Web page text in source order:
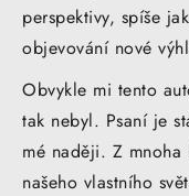
perspektivy, spíše
objevování nové
Obvykle mi tento
tak nebyl. Psaní je
mé naději. Z
našeho vlastního